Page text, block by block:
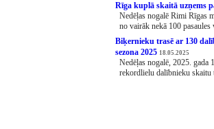
Rīga kuplā skaitā uzņems
Nedēļas nogalē Rimi Rīgas
no vairāk nekā 100
Biķernieku trasē ar 130
sezona 2025 18.05.2025
Nedēļas nogalē, 2025. gada
rekordlielu dalībnieku skaitu